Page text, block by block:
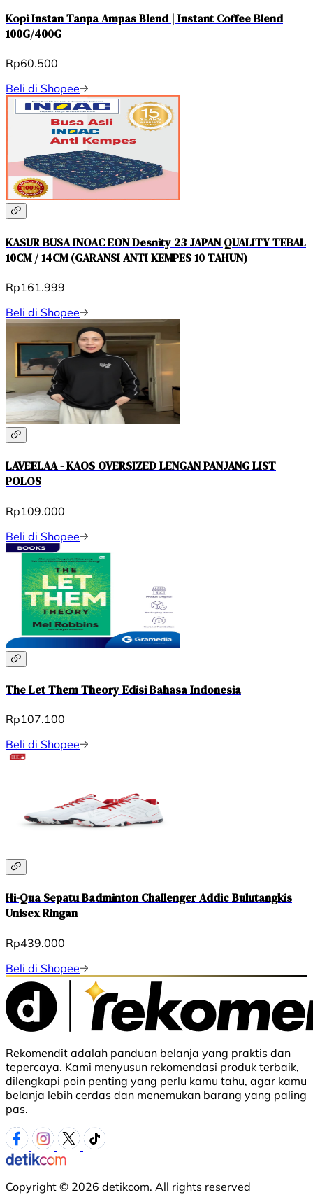
Kopi Instan Tanpa Ampas Blend | Instant Coffee Blend
100G/400G
Rp60.500
Beli di Shopee
KASUR BUSA INOAC EON Desnity 23 JAPAN QUALITY TEBAL
10CM / 14CM (GARANSI ANTI KEMPES 10 TAHUN)
Rp161.999
Beli di Shopee
LAVEELAA - KAOS OVERSIZED LENGAN PANJANG LIST
POLOS
Rp109.000
Beli di Shopee
The Let Them Theory Edisi Bahasa Indonesia
Rp107.100
Beli di Shopee
Hi-Qua Sepatu Badminton Challenger Addic Bulutangkis
Unisex Ringan
Rp439.000
Beli di Shopee
Rekomendit adalah panduan belanja yang praktis dan
tepercaya. Kami menyusun rekomendasi produk terbaik,
dilengkapi poin penting yang perlu kamu tahu, agar kamu
belanja lebih cerdas dan menemukan barang yang paling
pas.
Copyright © 2026 detikcom. All rights reserved